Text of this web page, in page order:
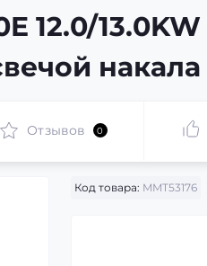
12.0/13.0KW
накала
Отзывов 0
Код товара: MMT53176